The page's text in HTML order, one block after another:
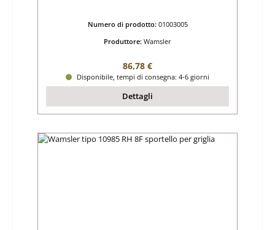
Numero di prodotto: 01003005
Produttore: Wamsler
Prezzo normale:
86,78 €
Disponibile, tempi di consegna: 4-6 giorni
Dettagli